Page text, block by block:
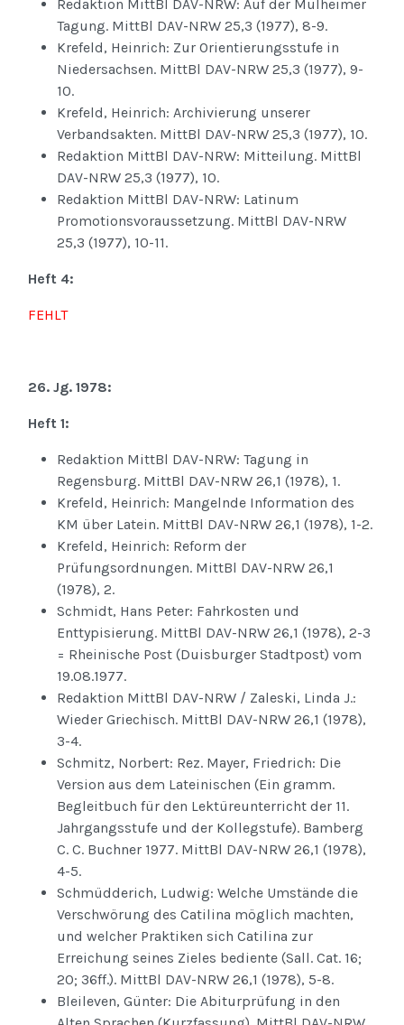
Redaktion MittBl DAV-NRW: Auf der Mülheimer
Tagung. MittBl DAV-NRW 25,3 (1977), 8-9.
Krefeld, Heinrich: Zur Orientierungsstufe in
Niedersachsen. MittBl DAV-NRW 25,3 (1977), 9-
10.
Krefeld, Heinrich: Archivierung unserer
Verbandsakten. MittBl DAV-NRW 25,3 (1977), 10.
Redaktion MittBl DAV-NRW: Mitteilung. MittBl
DAV-NRW 25,3 (1977), 10.
Redaktion MittBl DAV-NRW: Latinum
Promotionsvoraussetzung. MittBl DAV-NRW
25,3 (1977), 10-11.
Heft 4:
FEHLT
26. Jg. 1978:
Heft 1:
Redaktion MittBl DAV-NRW: Tagung in
Regensburg. MittBl DAV-NRW 26,1 (1978), 1.
Krefeld, Heinrich: Mangelnde Information des
KM über Latein. MittBl DAV-NRW 26,1 (1978), 1-2.
Krefeld, Heinrich: Reform der
Prüfungsordnungen. MittBl DAV-NRW 26,1
(1978), 2.
Schmidt, Hans Peter: Fahrkosten und
Enttypisierung. MittBl DAV-NRW 26,1 (1978), 2-3
= Rheinische Post (Duisburger Stadtpost) vom
19.08.1977.
Redaktion MittBl DAV-NRW / Zaleski, Linda J.:
Wieder Griechisch. MittBl DAV-NRW 26,1 (1978),
3-4.
Schmitz, Norbert: Rez. Mayer, Friedrich: Die
Version aus dem Lateinischen (Ein gramm.
Begleitbuch für den Lektüreunterricht der 11.
Jahrgangsstufe und der Kollegstufe). Bamberg
C. C. Buchner 1977. MittBl DAV-NRW 26,1 (1978),
4-5.
Schmüdderich, Ludwig: Welche Umstände die
Verschwörung des Catilina möglich machten,
und welcher Praktiken sich Catilina zur
Erreichung seines Zieles bediente (Sall. Cat. 16;
20; 36ff.). MittBl DAV-NRW 26,1 (1978), 5-8.
Bleileven, Günter: Die Abiturprüfung in den